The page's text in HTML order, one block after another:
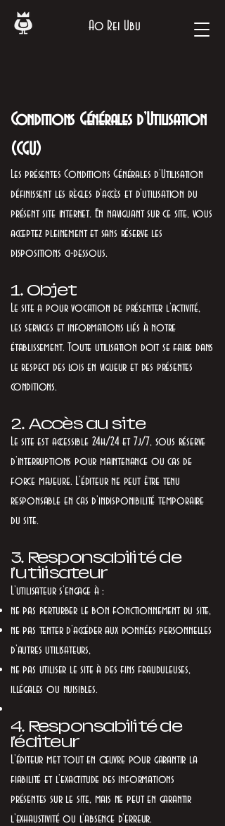
Ao Rei Ubu
Conditions Générales d’Utilisation
(CGU)
Les présentes Conditions Générales d’Utilisation
définissent les règles d’accès et d’utilisation du
présent site internet. En naviguant sur ce site, vous
acceptez pleinement et sans réserve les
dispositions ci-dessous.
1. Objet
Le site a pour vocation de présenter l’activité,
les services et informations liés à notre
établissement. Toute utilisation doit se faire dans
le respect des lois en vigueur et des présentes
conditions.
2. Accès au site
Le site est accessible 24h/24 et 7j/7, sous réserve
d’interruptions pour maintenance ou cas de
force majeure. L’éditeur ne peut être tenu
responsable en cas d’indisponibilité temporaire
du site.
3. Responsabilité de
l’utilisateur
L’utilisateur s’engage à :
ne pas perturber le bon fonctionnement du site,
ne pas tenter d’accéder aux données personnelles
d’autres utilisateurs,
ne pas utiliser le site à des fins frauduleuses,
illégales ou nuisibles.
4. Responsabilité de
l’éditeur
L’éditeur met tout en œuvre pour garantir la
fiabilité et l’exactitude des informations
présentes sur le site, mais ne peut en garantir
l’exhaustivité ou l’absence d’erreur.